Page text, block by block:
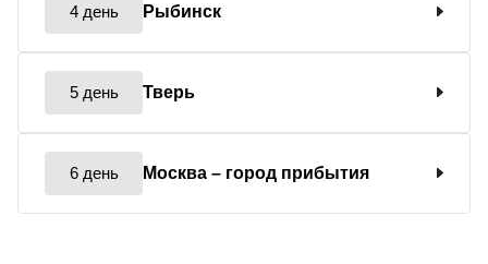
4 день Рыбинск
5 день Тверь
6 день Москва – город прибытия